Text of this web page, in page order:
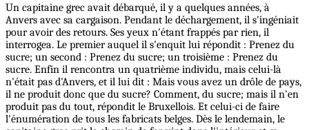
Un capitaine grec avait débarqué, il y a quelques années, à
Anvers avec sa cargaison. Pendant le déchargement, il s'ingéniait
pour avoir des retours. Ses yeux n'étant frappés par rien, il
interrogea. Le premier auquel il s'enquit lui répondit : Prenez du
sucre; un second : Prenez du sucre; un troisième : Prenez du
sucre. Enfin il rencontra un quatrième individu, mais celui-là
n'était pas d'Anvers, et il lui dit : Mais vous avez un drôle de pays,
il ne produit donc que du sucre? Comment, du sucre; mais il n'en
produit pas du tout, répondit le Bruxellois. Et celui-ci de faire
l'énumération de tous les fabricats belges. Dès le lendemain, le